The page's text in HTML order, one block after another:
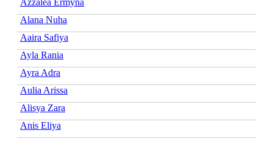
Alana Nuha
Aaira Safiya
Ayla Rania
Ayra Adra
Aulia Arissa
Alisya Zara
Anis Eliya